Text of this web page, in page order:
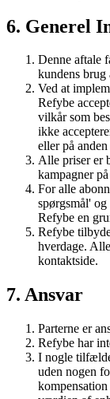
6. Generel
Denne aftale
kundens
Ved at
Refybe
vilkår som
ikke
eller på
Alle priser er
kampagner
For alle
spørgsmål'
Refybe en
Refybe
hverdage.
kontaktside.
7. Ansvar
Parterne er
Refybe har
I nogle
uden nogen